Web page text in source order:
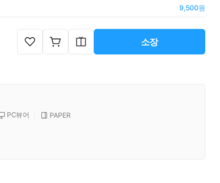
9,500원
소장
PC뷰어
PAPER